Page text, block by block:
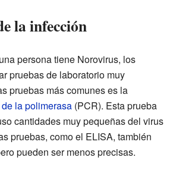
la infección
persona tiene Norovirus, los
pruebas de laboratorio muy
pruebas más comunes es la
la polimerasa (PCR). Esta prueba
cantidades muy pequeñas del virus
pruebas, como el ELISA, también
pueden ser menos precisas.